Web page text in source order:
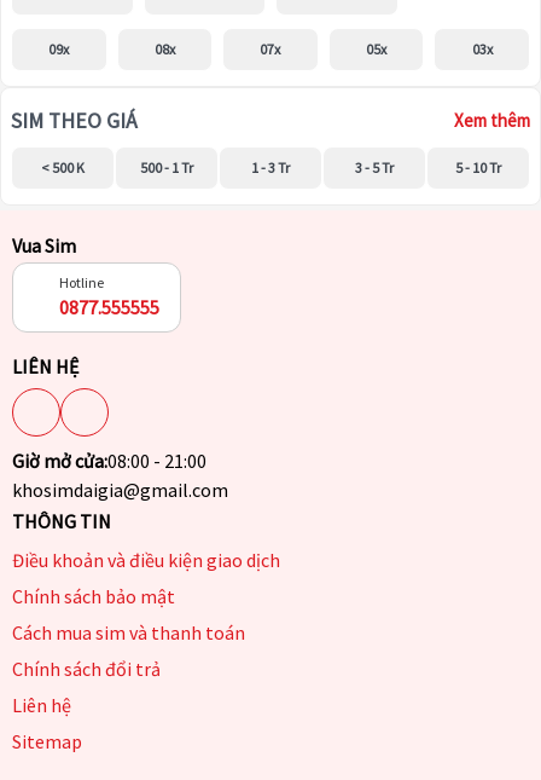
09x 08x 07x 05x 03x
SIM THEO GIÁ Xem thêm
< 500 K 500 - 1 Tr 1 - 3 Tr 3 - 5 Tr 5 - 10 Tr
Vua Sim
Hotline
0877.555555
LIÊN HỆ
Giờ mở cửa:08:00 - 21:00
khosimdaigia@gmail.com
THÔNG TIN
Điều khoản và điều kiện giao dịch
Chính sách bảo mật
Cách mua sim và thanh toán
Chính sách đổi trả
Liên hệ
Sitemap